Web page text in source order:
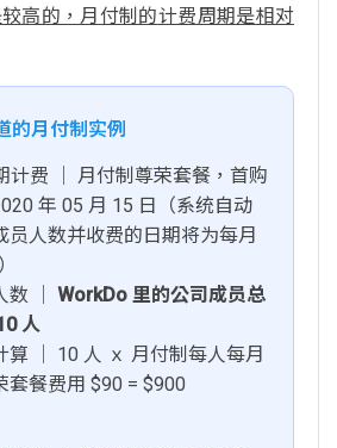
高的，月付制的计费周期是相对
的月付制实例
计费 │ 月付制尊荣套餐，首购
年 05 月 15 日（系统自动
员人数并收费的日期将为每月
数 │ WorkDo 里的公司成员总
人
算 │ 10 人 ｘ 月付制每人每月
套餐费用 $90 = $900